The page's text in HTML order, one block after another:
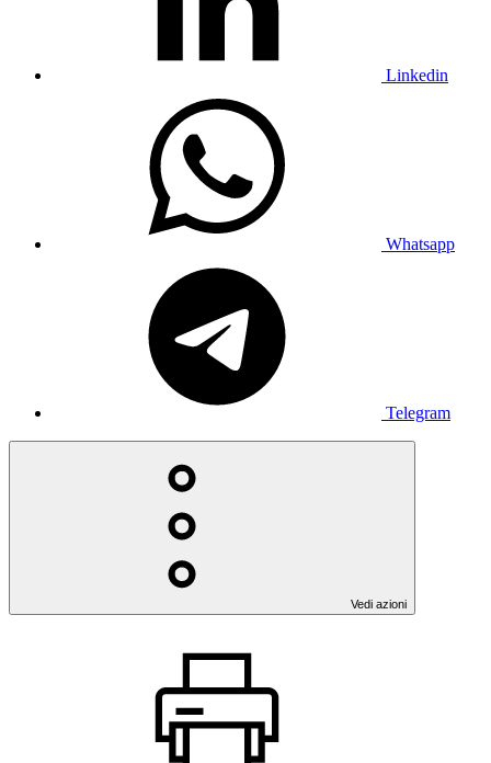
Linkedin
Whatsapp
Telegram
Vedi azioni